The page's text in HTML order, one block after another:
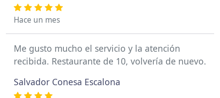
Hace un mes
Me gusto mucho el servicio y la atención
recibida. Restaurante de 10, volvería de nuevo.
Salvador Conesa Escalona